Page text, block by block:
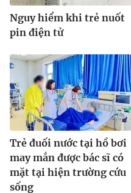
Nguy hiểm khi trẻ nuốt
pin điện tử
Trẻ đuối nước tại hồ bơi
may mắn được bác sĩ có
mặt tại hiện trường cứu
sống